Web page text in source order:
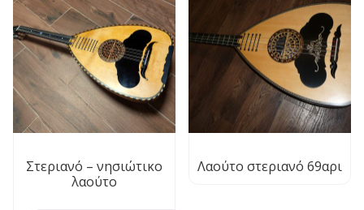
Στεριανό – νησιώτικο
λαούτο
Λαούτο στεριανό 69αρι